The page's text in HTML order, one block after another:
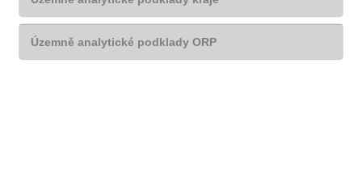
Územně analytické podklady ORP